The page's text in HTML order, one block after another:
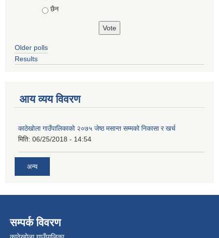
छैन
Older polls
Results
आय व्यय विवरण
काठेखोला गाउँपालिकाको २०७५ जेष्ठ मसान्त सम्मको निकासा र खर्च
मिति: 06/25/2018 - 14:54
अन्य
सम्पर्क विवरण